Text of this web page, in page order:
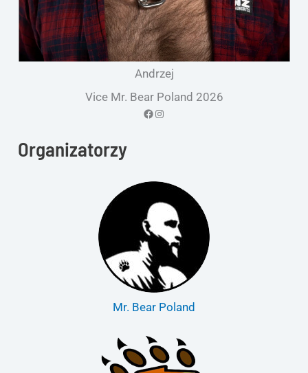
Andrzej
Vice Mr. Bear Poland 2026
Facebook Instagram
Organizatorzy
Mr. Bear Poland